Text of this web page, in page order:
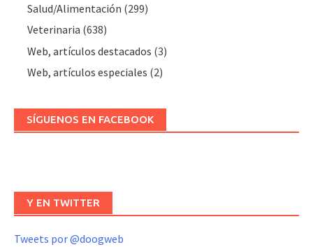
Salud/Alimentación (299)
Veterinaria (638)
Web, artículos destacados (3)
Web, artículos especiales (2)
SÍGUENOS EN FACEBOOK
Y EN TWITTER
Tweets por @doogweb